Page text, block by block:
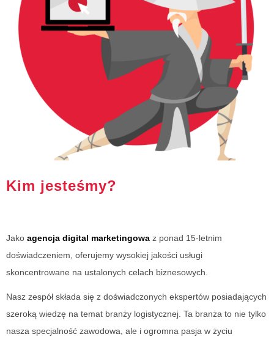
Kim jesteśmy?
Jako agencja digital marketingowa z ponad 15-letnim
doświadczeniem, oferujemy wysokiej jakości usługi
skoncentrowane na ustalonych celach biznesowych.
Nasz zespół składa się z doświadczonych ekspertów posiadających
szeroką wiedzę na temat branży logistycznej. Ta branża to nie tylko
nasza specjalność zawodowa, ale i ogromna pasja w życiu